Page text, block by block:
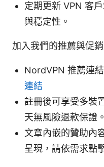
定期更新 VPN 客
與穩定性。
加入我們的推薦與促
NordVPN 推薦連結
連結
註冊後可享受多裝
天無風險退款保證。
文章內嵌的贊助內
呈現，請依需求點